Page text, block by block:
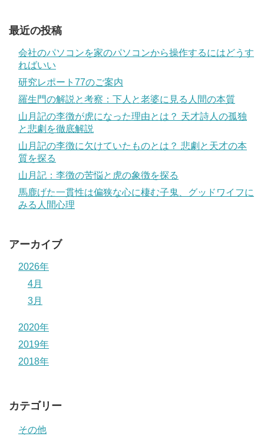
最近の投稿
会社のパソコンを家のパソコンから操作するにはどうす
ればいい
研究レポート77のご案内
羅生門の解説と考察：下人と老婆に見る人間の本質
山月記の李徴が虎になった理由とは？ 天才詩人の孤独
と悲劇を徹底解説
山月記の李徴に欠けていたものとは？ 悲劇と天才の本
質を探る
山月記：李徴の苦悩と虎の象徴を探る
馬鹿げた一貫性は偏狭な心に棲む子鬼、グッドワイフに
みる人間心理
アーカイブ
2026年
4月
3月
2020年
2019年
2018年
カテゴリー
その他